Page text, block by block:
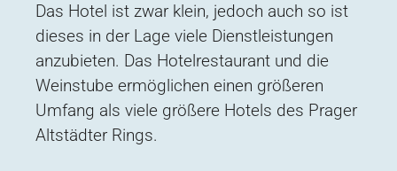
Das Hotel ist zwar klein, jedoch auch so ist
dieses in der Lage viele Dienstleistungen
anzubieten. Das Hotelrestaurant und die
Weinstube ermöglichen einen größeren
Umfang als viele größere Hotels des Prager
Altstädter Rings.